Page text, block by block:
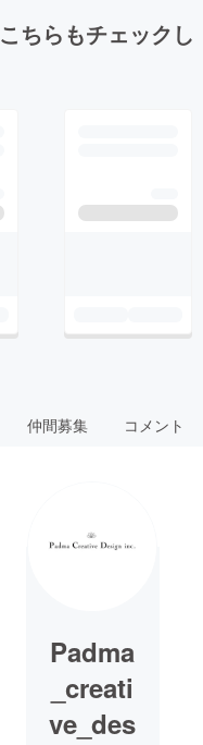
ちらもチェックし
仲間募集 コメント
Padma
_creati
ve_des